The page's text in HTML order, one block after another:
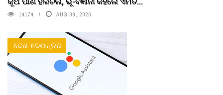
14174 AUG 09, 2026
ଦେଶ-ଦେଶାନ୍ତର